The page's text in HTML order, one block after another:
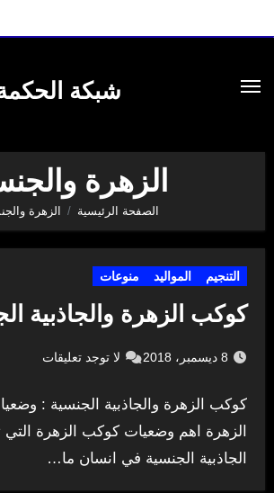
شبكة
الزهرة
الصفحة الرئيسية الزهرة
التنجيم المواليد منوعات
كوكب الزهرة والجاذبية
8 ديسمبر، 2018 لا توجد تعليقات
كوكب الزهرة والجاذبية الجنسية :
الزهرة اهم وضعيات كوكب الزهرة
الجاذبية الجنسية في انسان ما…